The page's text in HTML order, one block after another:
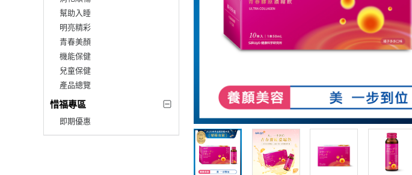
幫助入睡
明亮精彩
青春美顏
機能保健
兒童保健
產品總覽
惜福專區
即期優惠